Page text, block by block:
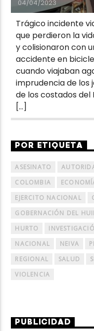
04/04/2023
Trágico incidente
que perdieron la
y colisionaron con
accidente en
cuando viajaban
imprudencia de los
de los costados del
[…]
POR ETIQUETA
ASESINATO
COLOMBIA
EJERCITO NACIONAL
GOBERNACIÓN DEL
HURTO
NACIONAL
NEIVA
REGIONAL
SALUD
VIOLENCIA
PUBLICIDAD